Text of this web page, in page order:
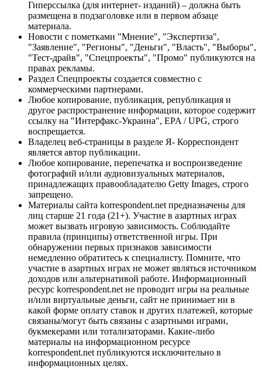
Гиперссылка (для интернет- изданий) – должна быть
размещена в подзаголовке или в первом абзаце
материала.
Новости с пометками "Мнение", "Экспертиза",
"Заявление", "Регионы", "Деньги", "Власть", "Выборы",
"Тест-драйв", "Спецпроекты", "Промо" публикуются на
правах рекламы.
Раздел Спецпроекты создается совместно с
коммерческими партнерами.
Любое копирование, публикация, републикация и
другое распространение информации, которое содержит
ссылку на "Интерфакс-Украина", EPA / UPG, строго
воспрещается.
Владелец веб-страницы в разделе Я- Корреспондент
является автор публикации.
Любое копирование, перепечатка и воспроизведение
фотографий и/или аудиовизуальных материалов,
принадлежащих правообладателю Getty Images, строго
запрещено.
Материалы сайта korrespondent.net предназначены для
лиц старше 21 года (21+). Участие в азартных играх
может вызвать игровую зависимость. Соблюдайте
правила (принципы) ответственной игры. При
обнаружении первых признаков зависимости
немедленно обратитесь к специалисту. Помните, что
участие в азартных играх не может являться источником
доходов или альтернативой работе. Информационный
ресурс korrespondent.net не проводит игры на реальные
и/или виртуальные деньги, сайт не принимает ни в
какой форме оплату ставок и других платежей, которые
связаны/могут быть связаны с азартными играми,
букмекерами или тотализаторами. Какие-либо
материалы на информационном ресурсе
korrespondent.net публикуются исключительно в
информационных целях.